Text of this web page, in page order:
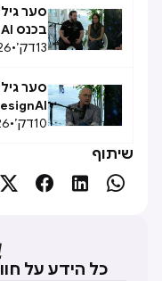
סער
בכנס DesignAI
13דק׳•
סער
10דק׳•
שיתוף




כל הידע על